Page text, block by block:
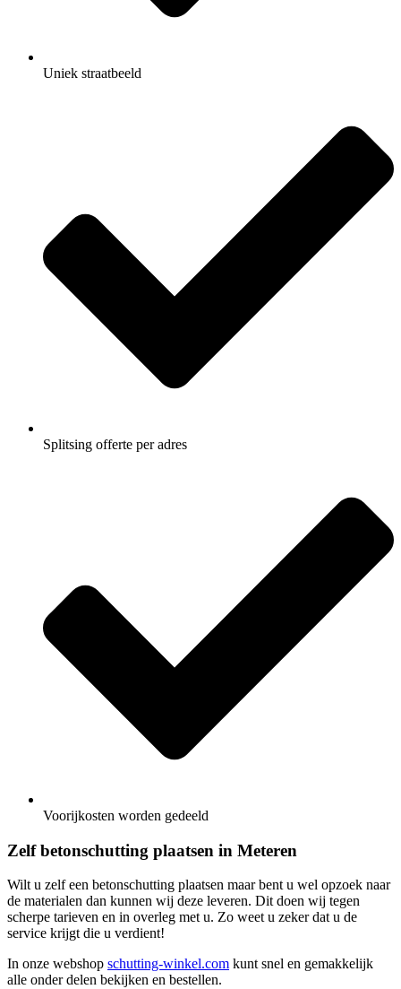
Uniek straatbeeld
Splitsing offerte per adres
Voorijkosten worden gedeeld
Zelf betonschutting plaatsen in Meteren
Wilt u zelf een betonschutting plaatsen maar bent u wel opzoek naar
de materialen dan kunnen wij deze leveren. Dit doen wij tegen
scherpe tarieven en in overleg met u. Zo weet u zeker dat u de
service krijgt die u verdient!
In onze webshop schutting-winkel.com kunt snel en gemakkelijk
alle onder delen bekijken en bestellen.